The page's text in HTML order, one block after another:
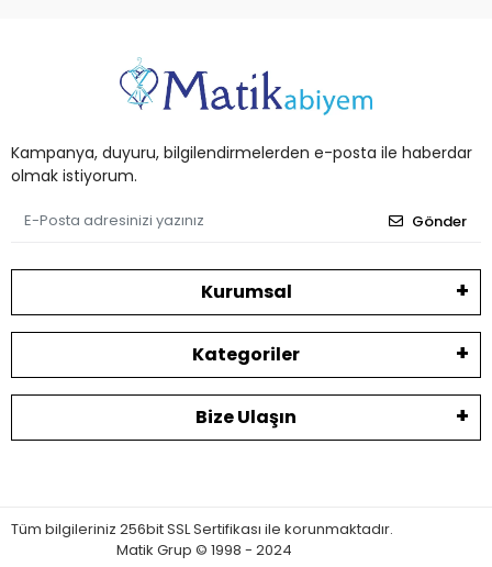
Kampanya, duyuru, bilgilendirmelerden e-posta ile haberdar
olmak istiyorum.
Gönder
Kurumsal
Kategoriler
Bize Ulaşın
Tüm bilgileriniz 256bit SSL Sertifikası ile korunmaktadır.
Matik Grup © 1998 - 2024